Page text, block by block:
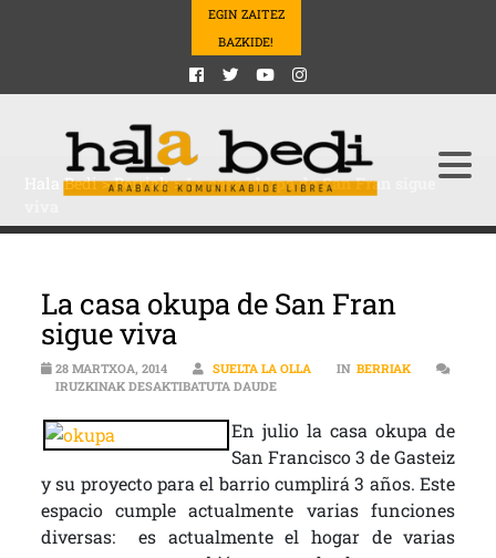
EGIN ZAITEZ
BAZKIDE!
Hala Bedi>Berriak>La casa okupa de San Fran sigue
La casa okupa de San Fran
sigue viva
28 MARTXOA, 2014 SUELTA LA OLLA IN BERRIAK
IRUZKINAK DESAKTIBATUTA DAUDELA CASA OKUPA DE SAN FRAN
En julio la casa okupa de
San Francisco 3 de Gasteiz
y su proyecto para el barrio cumplirá 3 años. Este
espacio cumple actualmente varias funciones
diversas: es actualmente el hogar de varias